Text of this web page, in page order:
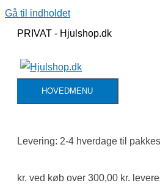
Gå til indholdet
PRIVAT - Hjulshop.dk
HOVEDMENU
Levering: 2-4 hverdage til
kr. ved køb over 300,00 kr.